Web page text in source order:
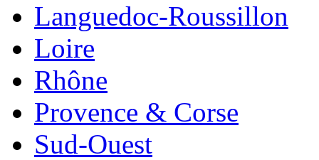
Languedoc-Roussillon
Loire
Rhône
Provence & Corse
Sud-Ouest